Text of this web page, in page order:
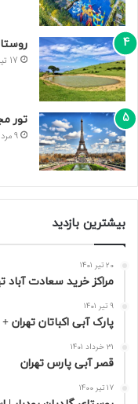
17 تیر 1400
تور
9 مرداد 1400
بیشترین بازدید
20 تیر 1401
مراکز خرید سعادت‌ آباد
9 تیر 1401
پارک آبی اکباتان تهران
31 خرداد 1401
قصر آبی پارس تهران
17 تیر 1400